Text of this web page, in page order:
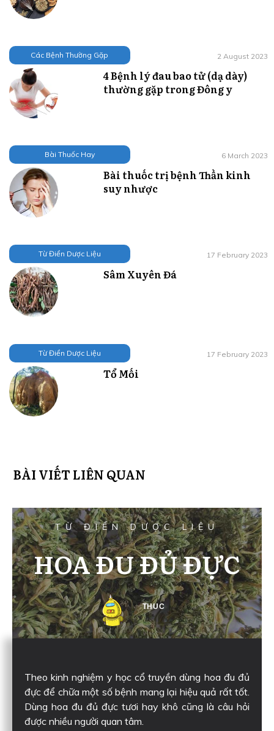
Các Bệnh Thường Gặp 2 August 2023
4 Bệnh lý đau bao tử (dạ dày)
thường gặp trong Đông y
Bài Thuốc Hay 6 March 2023
Bài thuốc trị bệnh Thần kinh
suy nhược
Từ Điển Dược Liệu 17 February 2023
Sâm Xuyên Đá
Từ Điển Dược Liệu 17 February 2023
Tổ Mối
BÀI VIẾT LIÊN QUAN
TỪ ĐIỂN DƯỢC LIỆU
HOA ĐU ĐỦ ĐỰC
THUC
Theo kinh nghiệm y học cổ truyền dùng hoa đu đủ
đực để chữa một số bệnh mang lại hiệu quả rất tốt.
Dùng hoa đu đủ đực tươi hay khô cũng là câu hỏi
được nhiều người quan tâm.